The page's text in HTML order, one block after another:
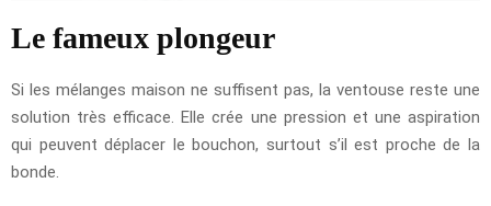
Le fameux plongeur
Si les mélanges maison ne suffisent pas, la ventouse reste une
solution très efficace. Elle crée une pression et une aspiration
qui peuvent déplacer le bouchon, surtout s’il est proche de la
bonde.